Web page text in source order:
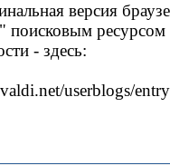
версия
поисковым
- здесь:
userblogs/